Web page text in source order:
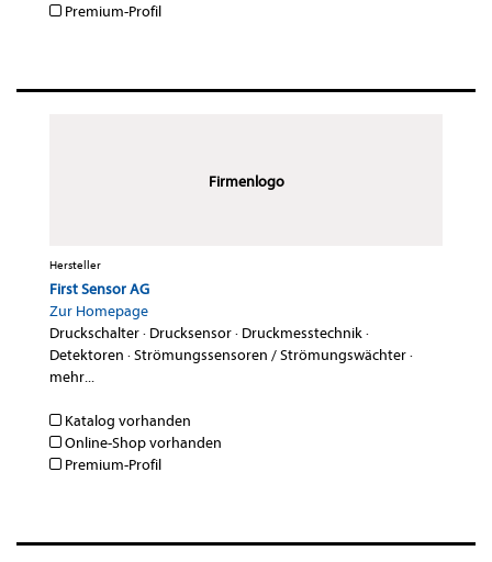
Premium-Profil
Firmenlogo
Hersteller
First Sensor AG
Zur Homepage
Druckschalter· Drucksensor· Druckmesstechnik·
Detektoren ·Strömungssensoren / Strömungswächter·
mehr...
Katalog vorhanden
Online-Shop vorhanden
Premium-Profil